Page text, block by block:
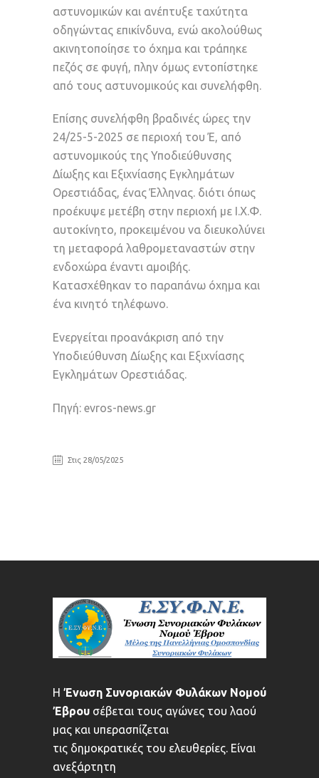
αστυνομικών και ανέπτυξε ταχύτητα
οδηγώντας επικίνδυνα, ενώ ακολούθως
ακινητοποίησε το όχημα και τράπηκε
πεζός σε φυγή, πλην όμως εντοπίστηκε
από τους αστυνομικούς και συνελήφθη.
Επίσης συνελήφθη βραδινές ώρες την
24/25-5-2025 σε περιοχή του Έ, από
αστυνομικούς της Υποδιεύθυνσης
Δίωξης και Εξιχνίασης Εγκλημάτων
Ορεστιάδας, ένας Έλληνας. διότι όπως
προέκυψε μετέβη στην περιοχή με Ι.Χ.Φ.
αυτοκίνητο, προκειμένου να διευκολύνει
τη μεταφορά λαθρομεταναστών στην
ενδοχώρα έναντι αμοιβής.
Κατασχέθηκαν το παραπάνω όχημα και
ένα κινητό τηλέφωνο.
Ενεργείται προανάκριση από την
Υποδιεύθυνση Δίωξης και Εξιχνίασης
Εγκλημάτων Ορεστιάδας.
Πηγή: evros-news.gr
Στις 28/05/2025
Η Ένωση Συνοριακών Φυλάκων Νομού
Έβρου σέβεται τους αγώνες του λαού
μας και υπερασπίζεται
τις δημοκρατικές του ελευθερίες. Είναι
ανεξάρτητη